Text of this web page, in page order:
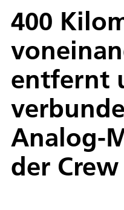
400
entfernt
Analog-
der